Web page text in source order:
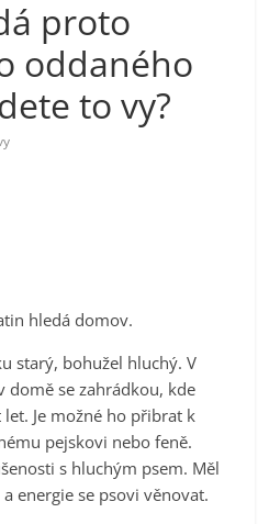
proto
oddaného
to vy?
hledá domov.
starý, bohužel hluchý. V
se zahrádkou, kde
Je možné ho přibrat k
pejskovi nebo feně.
s hluchým psem. Měl
energie se psovi věnovat.